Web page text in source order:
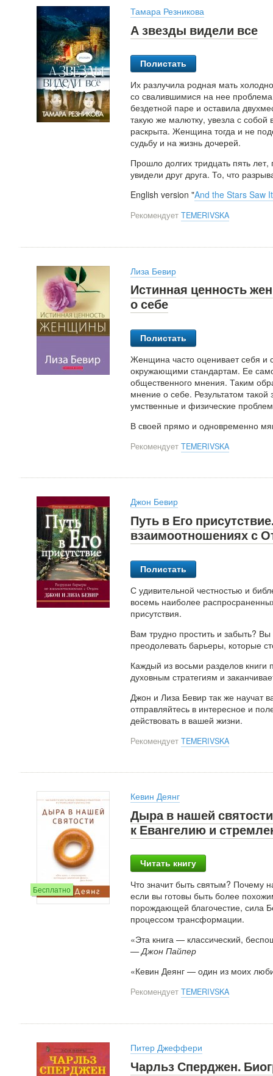
Тамара Резникова
А звезды видели все
Полистать
Их разлучила родная мать
со свалившимися на нее
бездетной паре и оставила
такую же малютку, увезла с собой
раскрыта. Женщина тогда и не
судьбу и на жизнь дочерей.
Прошло долгих тридцать пять
увидели друг друга. То, что
English version "And the Stars Saw
Рекомендует TEMERIVSKA
Лиза Бевир
Истинная ценность
о себе
Полистать
Женщина часто оценивает себя и
окружающими стандартам. Ее
общественного мнения. Таким
мнение о себе. Результатом
умственные и физические
В своей прямо и одновременно
Рекомендует TEMERIVSKA
Джон Бевир
Путь в Его
взаимоотношениях с
Полистать
С удивительной честностью и
восемь наиболее
присутствия.
Вам трудно простить и забыть?
преодолевать барьеры, которые
Каждый из восьми разделов
духовным стратегиям и
Джон и Лиза Бевир так же научат
отправляйтесь в интересное и
действовать в вашей жизни.
Рекомендует TEMERIVSKA
Бесплатно
Кевин Деянг
Дыра в нашей
к Евангелию и
Читать книгу
Что значит быть святым? Почему
если вы готовы быть более
порождающей благочестие, сила
процессом трансформации.
«Эта книга — классический,
— Джон Пайпер
«Кевин Деянг — один из моих
Рекомендует TEMERIVSKA
Питер Джеффери
Чарльз Сперджен.